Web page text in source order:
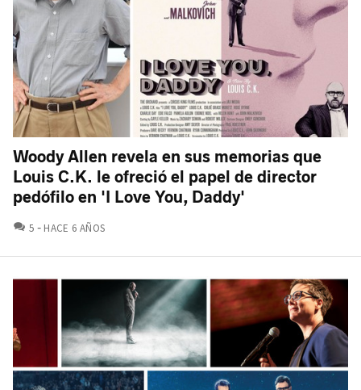
Woody Allen revela en sus memorias que
Louis C.K. le ofreció el papel de director
pedófilo en 'I Love You, Daddy'
5 COMENTARIOS
HACE 6 AÑOS